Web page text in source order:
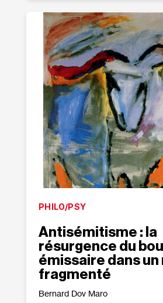
PHILO/PSY
Antisémitisme : la
résurgence du
émissaire dans un
fragmenté
Bernard Dov Maro